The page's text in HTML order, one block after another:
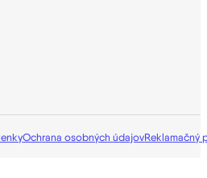
Ochrana osobných údajovReklamačný